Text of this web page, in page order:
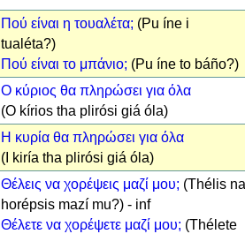
Πού είναι η τουαλέτα; (Pu íne i
tualéta?)
Πού είναι το μπάνιο; (Pu íne to báño?)
Ο κύριος θα πληρώσει για όλα
(O kírios tha plirósi giá óla)
Η κυρία θα πληρώσει για όλα
(I kiría tha plirósi giá óla)
Θέλεις να χορέψεις μαζί μου; (Thélis na
horépsis mazí mu?) - inf
Θέλετε να χορέψετε μαζί μου; (Thélete